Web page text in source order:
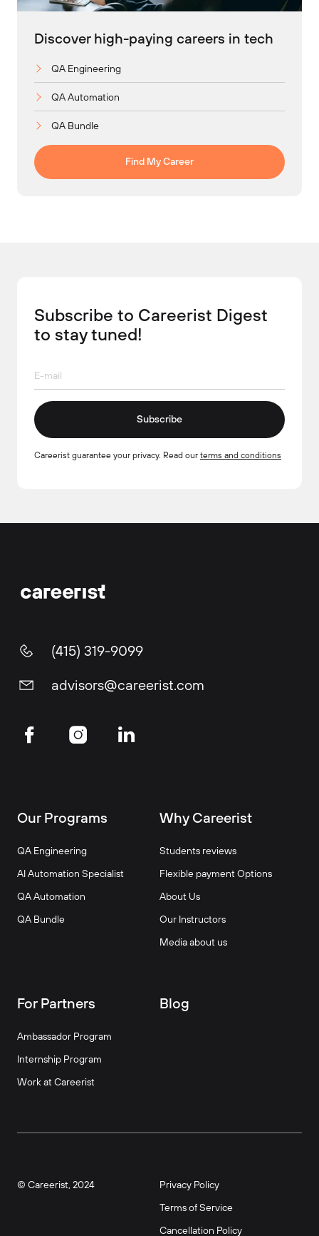
Discover high-paying careers in tech
QA Engineering
QA Automation
QA Bundle
Find My Career
Subscribe to Careerist Digest
to stay tuned!
Subscribe
Careerist guarantee your privacy. Read our terms and conditions
(415) 319-9099
advisors@careerist.com
Our Programs
QA Engineering
AI Automation Specialist
QA Automation
QA Bundle
Why Careerist
Students reviews
Flexible payment Options
About Us
Our Instructors
Media about us
For Partners
Ambassador Program
Internship Program
Work at Careerist
Blog
© Careerist, 2024
Privacy Policy
Terms of Service
Cancellation Policy